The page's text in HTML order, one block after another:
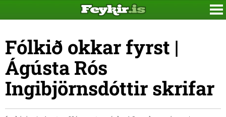
Fólkið okkar fyrst |
Ágústa Rós
Ingibjörnsdóttir skrifar